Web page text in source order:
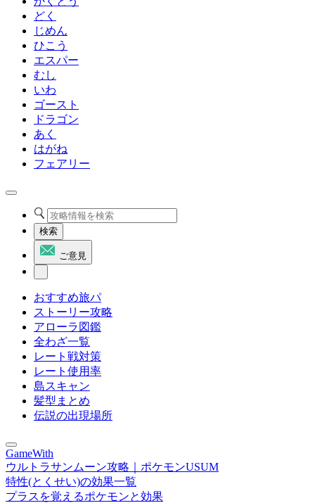
どく
じめん
ひこう
エスパー
むし
いわ
ゴースト
ドラゴン
あく
はがね
フェアリー
検索
ご意見
おすすめ旅パ
ストーリー攻略
アローラ図鑑
全わざ一覧
レート戦対策
レート使用率
島スキャン
髪型まとめ
伝説の出現場所
GameWith
ウルトラサンムーン攻略｜ポケモンUSUM
特性(とくせい)の効果一覧
プラスを覚えるポケモンと効果